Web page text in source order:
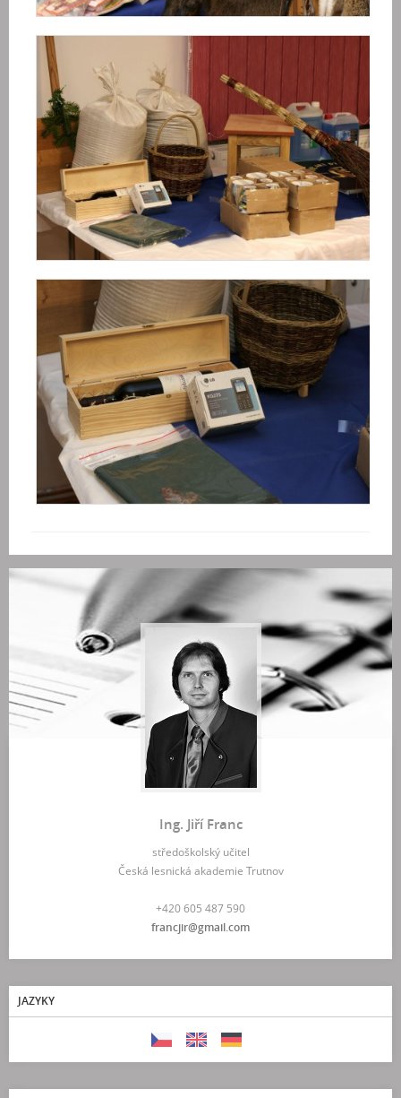
Ing. Jiří Franc
středoškolský učitel
Česká lesnická akademie Trutnov
+420 605 487 590
francjir@gmail.com
JAZYKY